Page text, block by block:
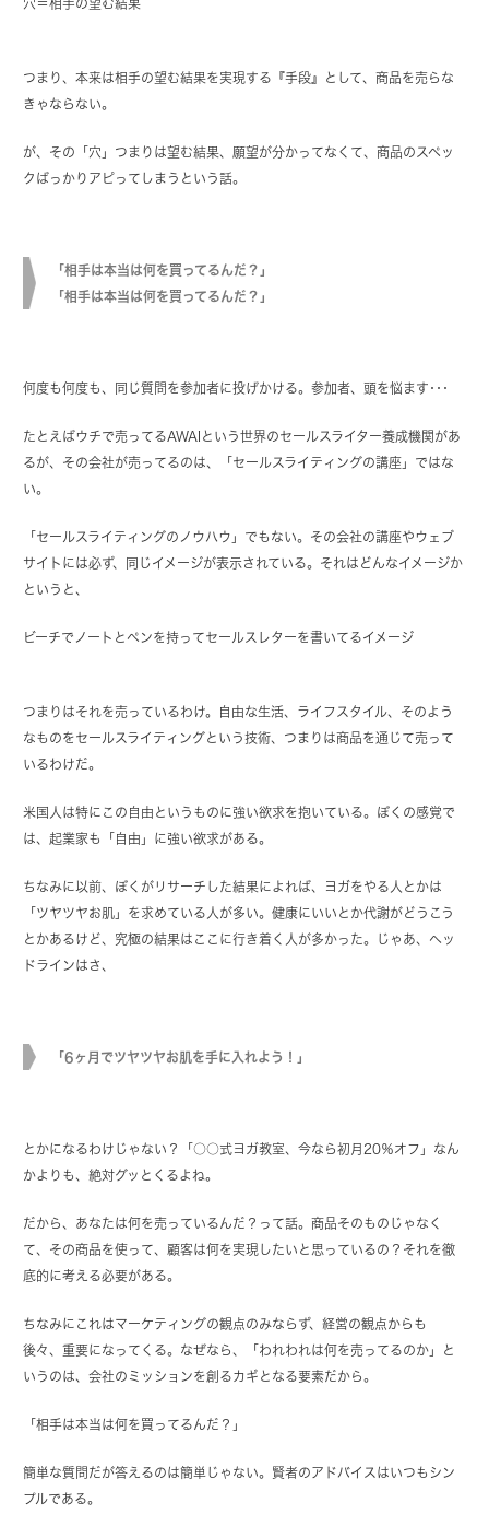
穴＝相手の望む結果
つまり、本来は相手の望む結果を実現する『手段』として、商品を売らな
きゃならない。
が、その「穴」つまりは望む結果、願望が分かってなくて、商品のスペッ
クばっかりアピってしまうという話。
「相手は本当は何を買ってるんだ？」
「相手は本当は何を買ってるんだ？」
何度も何度も、同じ質問を参加者に投げかける。参加者、頭を悩ます･･･
たとえばウチで売ってるAWAIという世界のセールスライター養成機関があ
るが、その会社が売ってるのは、「セールスライティングの講座」ではな
い。
「セールスライティングのノウハウ」でもない。その会社の講座やウェブ
サイトには必ず、同じイメージが表示されている。それはどんなイメージか
というと、
ビーチでノートとペンを持ってセールスレターを書いてるイメージ
つまりはそれを売っているわけ。自由な生活、ライフスタイル、そのよう
なものをセールスライティングという技術、つまりは商品を通じて売って
いるわけだ。
米国人は特にこの自由というものに強い欲求を抱いている。ぼくの感覚で
は、起業家も「自由」に強い欲求がある。
ちなみに以前、ぼくがリサーチした結果によれば、ヨガをやる人とかは
「ツヤツヤお肌」を求めている人が多い。健康にいいとか代謝がどうこう
とかあるけど、究極の結果はここに行き着く人が多かった。じゃあ、ヘッ
ドラインはさ、
「6ヶ月でツヤツヤお肌を手に入れよう！」
とかになるわけじゃない？「○○式ヨガ教室、今なら初月20％オフ」なん
かよりも、絶対グッとくるよね。
だから、あなたは何を売っているんだ？って話。商品そのものじゃなく
て、その商品を使って、顧客は何を実現したいと思っているの？それを徹
底的に考える必要がある。
ちなみにこれはマーケティングの観点のみならず、経営の観点からも
後々、重要になってくる。なぜなら、「われわれは何を売ってるのか」と
いうのは、会社のミッションを創るカギとなる要素だから。
「相手は本当は何を買ってるんだ？」
簡単な質問だが答えるのは簡単じゃない。賢者のアドバイスはいつもシン
プルである。